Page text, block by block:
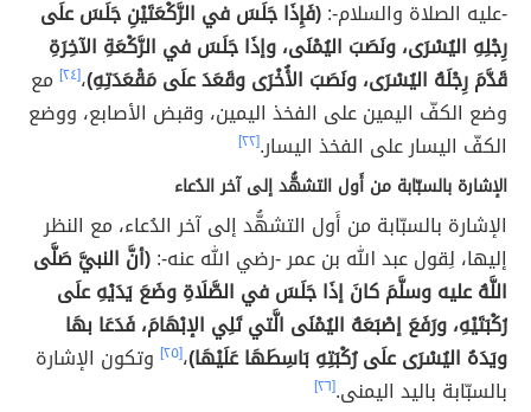
-عليه الصلاة والسلام-:(فَإِذَا جَلَسَ في الرَّكْعَتَيْنِ جَلَسَ علَى
رِجْلِهِ اليُسْرَى، ونَصَبَ اليُمْنَى، وإذَا جَلَسَ في الرَّكْعَةِ الآخِرَةِ
قَدَّمَ رِجْلَهُ اليُسْرَى، ونَصَبَ الأُخْرَى وقَعَدَ علَى مَقْعَدَتِهِ)،[٢٤]
مع
وضع الكفّ اليمين على الفخذ اليمين، وقبض الأصابع، ووضع
الكفّ اليسار على الفخذ اليسار.[٢٢]
الإشارة بالسبّابة من أَول التشهُّد إلى آخر الدُعاء
الإشارة بالسبّابة من أَول التشهُّد إلى آخر الدُعاء، مع النظر
إليها، لِقول عبد الله بن عمر -رضي الله عنه-:(أنَّ النبيَّ صَلَّى
اللَّهُ عليه وسلَّمَ كانَ إذَا جَلَسَ في الصَّلَاةِ وضَعَ يَدَيْهِ علَى
رُكْبَتَيْهِ، ورَفَعَ إصْبَعَهُ اليُمْنَى الَّتي تَلِي الإبْهَامَ، فَدَعَا بهَا
ويَدَهُ اليُسْرَى علَى رُكْبَتِهِ بَاسِطَهَا عَلَيْهَا)،[٢٥]
وتكون الإشارة
بالسبّابة باليد اليمنى.[٢٦]